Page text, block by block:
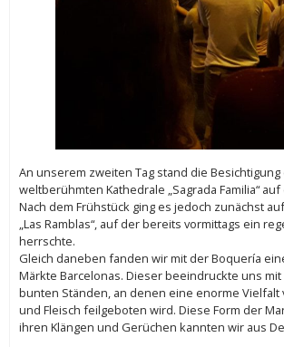
An unserem zweiten Tag stand die Besichtigung
weltberühmten Kathedrale „Sagrada Familia“
Nach dem Frühstück ging es jedoch zunächst
„Las Ramblas“, auf der bereits vormittags ein
herrschte.
Gleich daneben fanden wir mit der Boquería
Märkte Barcelonas. Dieser beeindruckte uns
bunten Ständen, an denen eine enorme Vielfalt
und Fleisch feilgeboten wird. Diese Form der
ihren Klängen und Gerüchen kannten wir aus